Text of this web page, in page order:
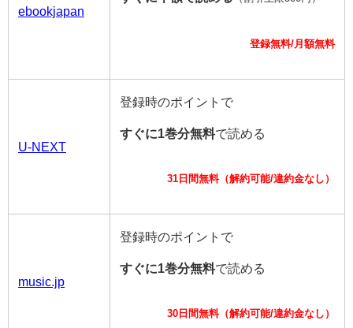
ebookjapan
登録無料/月額無料
U-NEXT
登録時のポイントで
すぐに1巻分無料で読める
31日間無料（解約可能/違約金なし）
music.jp
登録時のポイントで
すぐに1巻分無料で読める
30日間無料（解約可能/違約金なし）